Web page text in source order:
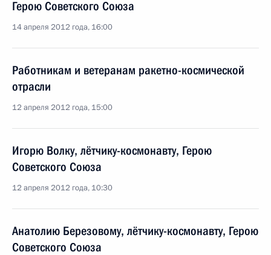
Герою Советского Союза
14 апреля 2012 года, 16:00
Работникам и ветеранам ракетно-космической
отрасли
12 апреля 2012 года, 15:00
Игорю Волку, лётчику-космонавту, Герою
Советского Союза
12 апреля 2012 года, 10:30
Анатолию Березовому, лётчику-космонавту, Герою
Советского Союза